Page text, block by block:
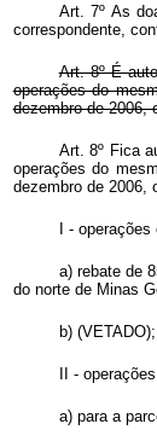
Art. 7º As
correspondente,
Art. 8º É
operações do
dezembro de 2006,
Art. 8º Fica
operações do
dezembro de 2006,
I - operações
a) rebate de
do norte de Minas
b) (VETADO);
II -
a) para a